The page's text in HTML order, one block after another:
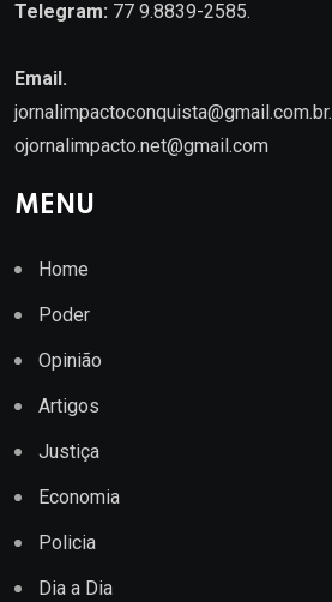
Telegram: 77 9.8839-2585.
Email.
jornalimpactoconquista@gmail.com.br.
ojornalimpacto.net@gmail.com
MENU
Home
Poder
Opinião
Artigos
Justiça
Economia
Policia
Dia a Dia